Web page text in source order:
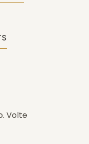
Volte